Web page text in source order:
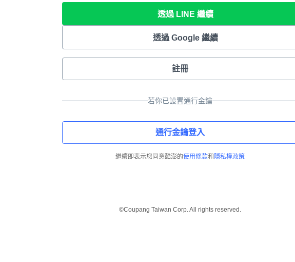
透過 LINE 繼續
透過 Google 繼續
註冊
若你已設置通行金鑰
通行金鑰登入
繼續即表示您同意酷澎的使用條款和 隱私權政策
©Coupang Taiwan Corp. All rights reserved.